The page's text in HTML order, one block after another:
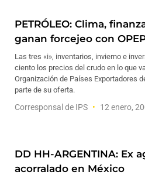
PETRÓLEO: Clima,
ganan forcejeo con
Las tres «i», inventarios, invierno e
ciento los precios del crudo en lo que
Organización de Países Exportadores
parte de su oferta.
Corresponsal de IPS 12 enero,
DD HH-ARGENTINA: Ex
acorralado en México